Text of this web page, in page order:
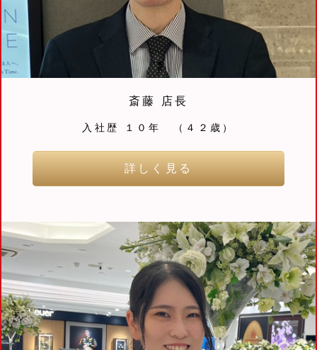
斎藤 店長
入社歴 １０年 （４２歳）
詳しく見る